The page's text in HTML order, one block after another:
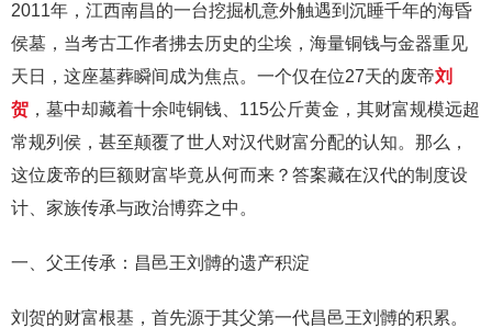
2011年，江西南昌的一台挖掘机意外触遇到沉睡千年的海昏
侯墓，当考古工作者拂去历史的尘埃，海量铜钱与金器重见
天日，这座墓葬瞬间成为焦点。一个仅在位27天的废帝刘
贺 ，墓中却藏着十余吨铜钱、115公斤黄金，其财富规模远超
常规列侯，甚至颠覆了世人对汉代财富分配的认知。那么，
这位废帝的巨额财富毕竟从何而来？答案藏在汉代的制度设
计、家族传承与政治博弈之中。
一、父王传承：昌邑王刘髆的遗产积淀
刘贺的财富根基，首先源于其父第一代昌邑王刘髆的积累。